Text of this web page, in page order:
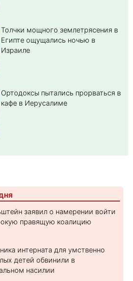
Толчки мощного землетрясения в
Египте ощущались ночью в
Израиле
Ортодоксы пытались прорваться в
кафе в Иерусалиме
заявил о намерении войти
правящую коалицию
интерната для умственно
детей обвинили в
насилии